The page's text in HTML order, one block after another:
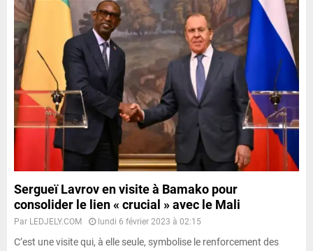
Sergueï Lavrov en visite à Bamako pour
consolider le lien « crucial » avec le Mali
Par LEDJELY.COM lundi 6 février 2023 à 02:15
C’est une visite qui, à elle seule, symbolise le renforcement des